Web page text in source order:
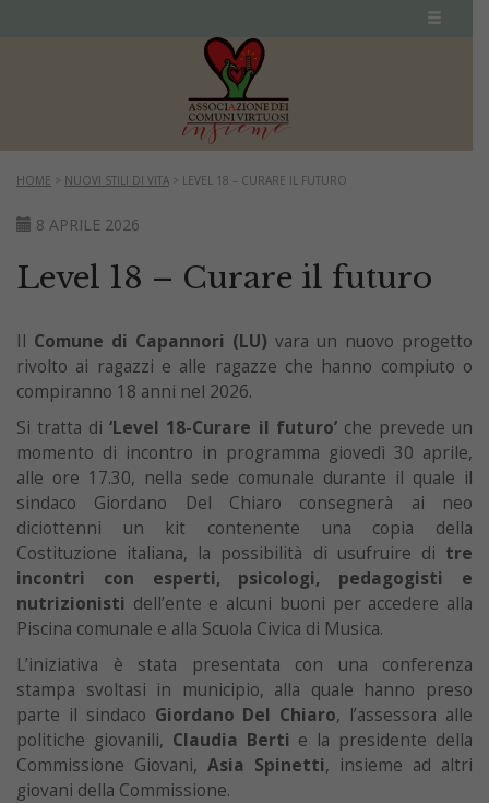
HOME > NUOVI STILI DI VITA > LEVEL 18 – CURARE IL FUTURO
8 APRILE 2026
Level 18 – Curare il futuro
Il Comune di Capannori (LU) vara un nuovo progetto
rivolto ai ragazzi e alle ragazze che hanno compiuto o
compiranno 18 anni nel 2026.
Si tratta di‘Level 18-Curare il futuro’che prevede un
momento di incontro in programma giovedì 30 aprile,
alle ore 17.30, nella sede comunale durante il quale il
sindaco Giordano Del Chiaro consegnerà ai neo
diciottenni un kit contenente una copia della
Costituzione italiana, la possibilità di usufruire di tre
incontri con esperti, psicologi, pedagogisti e
nutrizionisti dell’ente e alcuni buoni per accedere alla
Piscina comunale e alla Scuola Civica di Musica.
L’iniziativa è stata presentata con una conferenza
stampa svoltasi in municipio, alla quale hanno preso
parte il sindaco Giordano Del Chiaro, l’assessora alle
politiche giovanili, Claudia Berti e la presidente della
Commissione Giovani, Asia Spinetti, insieme ad altri
giovani della Commissione.